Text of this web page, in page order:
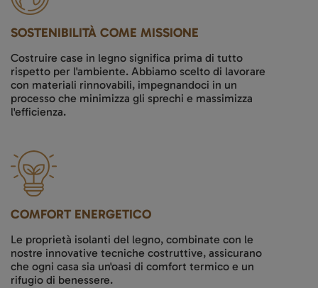
SOSTENIBILITÀ COME MISSIONE
Costruire case in legno significa prima di tutto
rispetto per l'ambiente. Abbiamo scelto di lavorare
con materiali rinnovabili, impegnandoci in un
processo che minimizza gli sprechi e massimizza
l'efficienza.
COMFORT ENERGETICO
Le proprietà isolanti del legno, combinate con le
nostre innovative tecniche costruttive, assicurano
che ogni casa sia un'oasi di comfort termico e un
rifugio di benessere.